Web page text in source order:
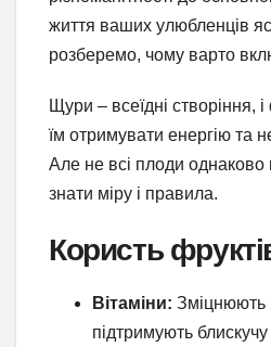
життя ваших улюбленців
розберемо, чому варто
Щури – всеїдні створіння,
їм отримувати енергію та
Але не всі плоди однаково
знати міру і правила.
Користь
Вітаміни: Зміцнюють
підтримують